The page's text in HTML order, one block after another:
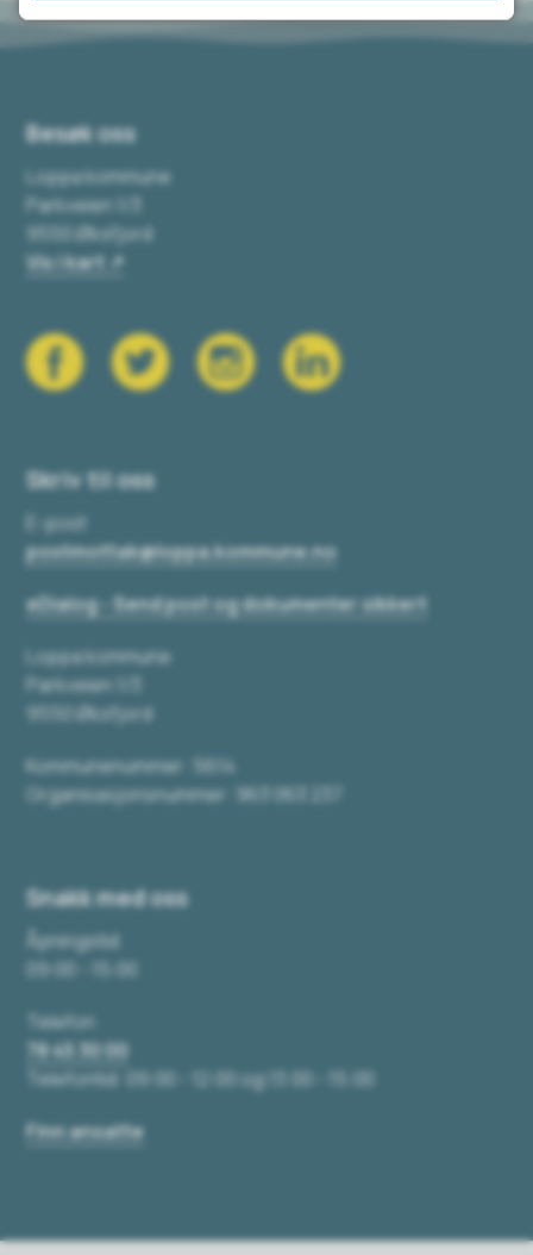
Besøk oss
Loppa kommune
Parkveien 1/3
9550 Øksfjord
Vis i kart
Skriv til oss
E-post
postmottak@loppa.kommune.no
eDialog - Send post og dokumenter sikkert
Loppa kommune
Parkveien 1/3
9550 Øksfjord
Kommunenummer: 5614
Organisasjonsnummer: 963 063 237
Snakk med oss
Åpningstid
09:00 - 15:00
Telefon
78 45 30 00
Telefontid: 09:00 - 12:00 og 13:00 - 15:00
Finn ansatte